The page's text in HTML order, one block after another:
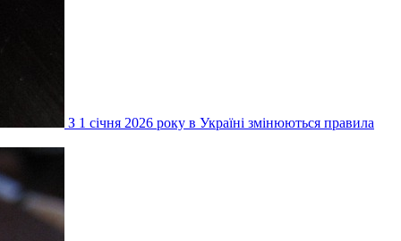
З 1 січня 2026 року в Україні змінюються правила